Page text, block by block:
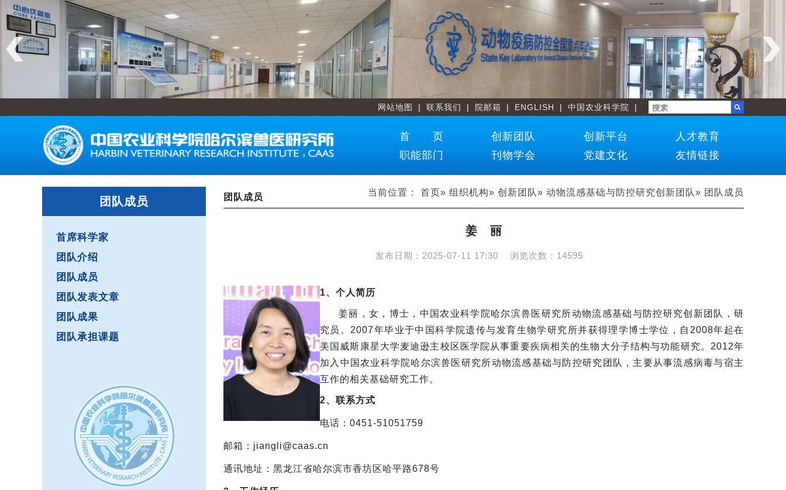
网站地图 | 联系我们 | 院邮箱 | ENGLISH | 中国农业科学院 |
首 页 创新团队 创新平台
人才教育
职能部门
刊物学会 党建文化 友情链接
当前位置： 首页» 组织机构» 创新团队» 动物流感基础与防控研究创新团队» 团队成员
团队成员
首席科学家
团队介绍
团队成员
团队发表文章
团队成果
团队承担课题
团队成员
姜 丽
发布日期： 2025-07-11 17:30 浏览次数： 14595
1、个人简历
姜丽，女，博士，中国农业科学院哈尔滨兽医研究所动物流感基础与防控研究创新团队，研
究员。2007年毕业于中国科学院遗传与发育生物学研究所并获得理学博士学位，自2008年起在
美国威斯康星大学麦迪逊主校区医学院从事重要疾病相关的生物大分子结构与功能研究。2012年
加入中国农业科学院哈尔滨兽医研究所动物流感基础与防控研究团队，主要从事流感病毒与宿主
互作的相关基础研究工作。
2、联系方式
电话：0451-51051759
邮箱： jiangli@caas.cn
通讯地址：黑龙江省哈尔滨市香坊区哈平路678号